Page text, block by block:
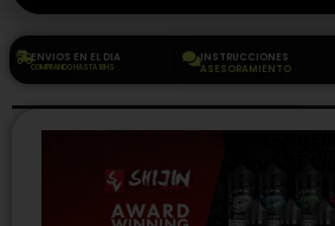
ENVIOS EN EL DIA
COMPRANDO HASTA 18HS
INSTRUCCIONES
ASESORAMIENTO